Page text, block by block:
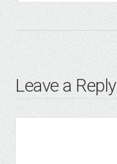
Leave a Reply